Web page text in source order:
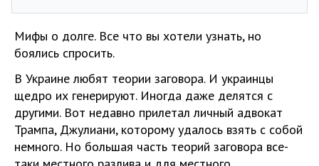
Мифы о долге. Все что вы хотели узнать, но
боялись спросить.
В Украине любят теории заговора. И украинцы
щедро их генерируют. Иногда даже делятся с
другими. Вот недавно прилетал личный адвокат
Трампа, Джулиани, которому удалось взять с собой
немного. Но большая часть теорий заговора все-